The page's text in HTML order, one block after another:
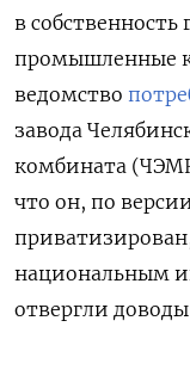
в собственность
промышленные
ведомство
завода
комбината
что он, по
национальным
отвергли